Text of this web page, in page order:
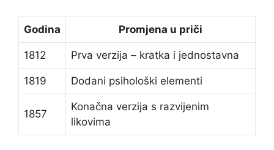
Godina Promjena u priči
1812 Prva verzija – kratka i jednostavna
1819 Dodani psihološki elementi
1857
Konačna verzija s razvijenim
likovima